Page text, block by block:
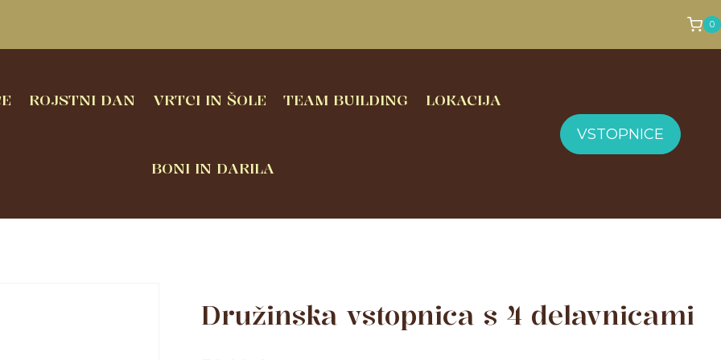
0
ROJSTNI DAN VRTCI IN ŠOLE TEAM BUILDING LOKACIJA
BONI IN DARILA
VSTOPNICE
Družinska vstopnica s 4 delavnicami